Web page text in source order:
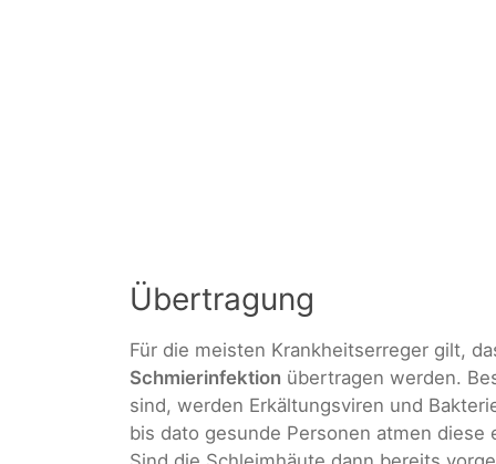
Übertragung
Für die meisten Krankheitserreger gilt,
Schmierinfektion übertragen werden.
sind, werden Erkältungsviren und
bis dato gesunde Personen atmen diese